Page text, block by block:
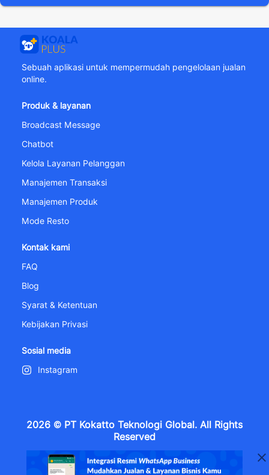
Sebuah aplikasi untuk mempermudah pengelolaan jualan
online.
Produk & layanan
Broadcast Message
Chatbot
Kelola Layanan Pelanggan
Manajemen Transaksi
Manajemen Produk
Mode Resto
Kontak kami
FAQ
Blog
Syarat & Ketentuan
Kebijakan Privasi
Sosial media
Instagram
2026 © PT Kokatto Teknologi Global. All Rights
Reserved
Metropolitan Tower Lt. 6, Jl. R. A. Kartini Kav. 14,
Cilandak Barat, Kec. Cilandak, Kota Jakarta Selatan, DKI